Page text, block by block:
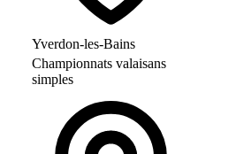
Yverdon-les-Bains
Championnats valaisans
simples